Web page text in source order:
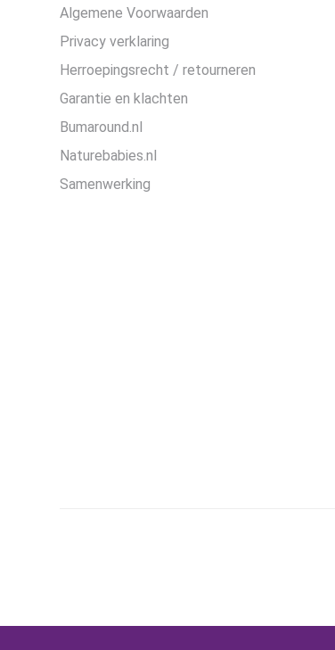
Algemene Voorwaarden
Privacy verklaring
Herroepingsrecht / retourneren
Garantie en klachten
Bumaround.nl
Naturebabies.nl
Samenwerking